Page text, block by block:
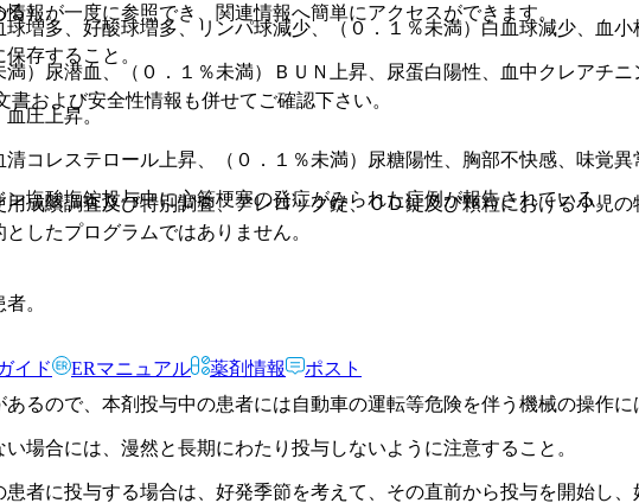
る）。
存すること。
塩酸塩錠投与中に心筋梗塞の発症がみられた症例が報告されている。
増多、好酸球増多、リンパ球減少、（０．１％未満）白血球減少、血小
）尿潜血、（０．１％未満）ＢＵＮ上昇、尿蛋白陽性、血中クレアチニ
圧上昇。
コレステロール上昇、（０．１％未満）尿糖陽性、胸部不快感、味覚
成績調査及び特別調査、アレロック錠、ＯＤ錠及び顆粒における小児の
。
るので、本剤投与中の患者には自動車の運転等危険を伴う機械の操作に
場合には、漫然と長期にわたり投与しないように注意すること。
者に投与する場合は、好発季節を考えて、その直前から投与を開始し、
報が一度に参照でき、関連情報へ簡単にアクセスができます。
および安全性情報も併せてご確認下さい。
したプログラムではありません。
イド ERマニュアル 薬剤情報 ポスト